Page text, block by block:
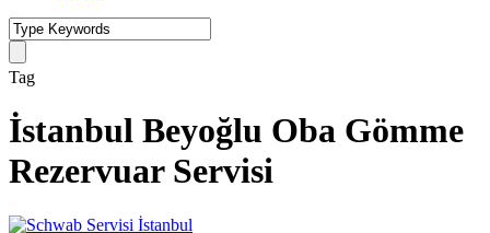
Tag
İstanbul Beyoğlu Oba Gömme
Rezervuar Servisi